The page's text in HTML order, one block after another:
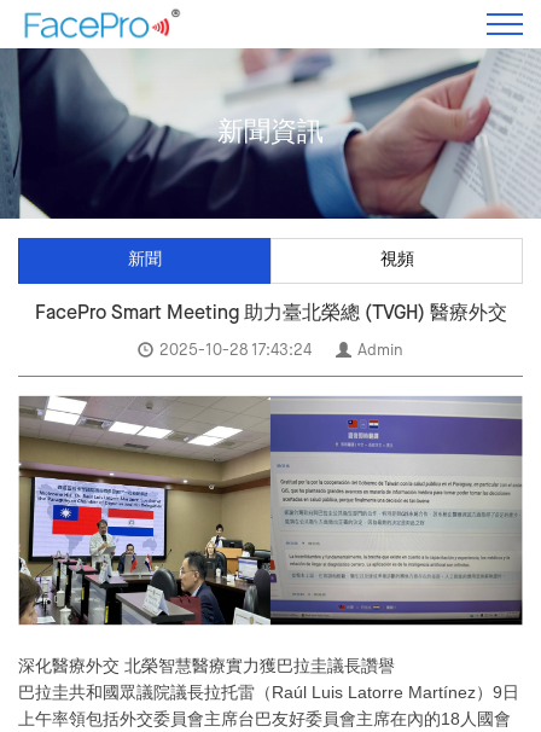
新聞資訊
新聞 視頻
FacePro Smart Meeting 助力臺北榮總 (TVGH) 醫療外交
2025-10-28 17:43:24 Admin
深化醫療外交 北榮智慧醫療實力獲巴拉圭議長讚譽
巴拉圭共和國眾議院議長拉托雷（Raúl Luis Latorre Martínez）9日
上午率領包括外交委員會主席台巴友好委員會主席在內的18人國會